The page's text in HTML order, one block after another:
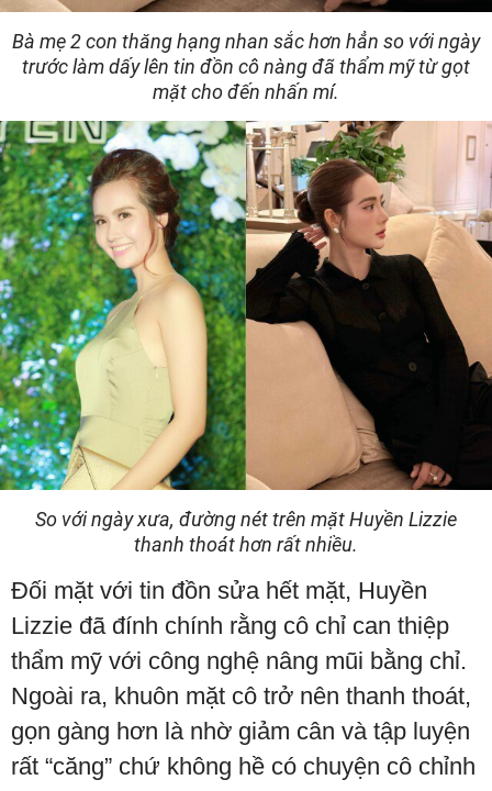
Bà mẹ 2 con thăng hạng nhan sắc hơn hẳn so với ngày
trước làm dấy lên tin đồn cô nàng đã thẩm mỹ từ gọt
mặt cho đến nhấn mí.
So với ngày xưa, đường nét trên mặt Huyền Lizzie
thanh thoát hơn rất nhiều.
Đối mặt với tin đồn sửa hết mặt, Huyền
Lizzie đã đính chính rằng cô chỉ can thiệp
thẩm mỹ với công nghệ nâng mũi bằng chỉ.
Ngoài ra, khuôn mặt cô trở nên thanh thoát,
gọn gàng hơn là nhờ giảm cân và tập luyện
rất “căng” chứ không hề có chuyện cô chỉnh